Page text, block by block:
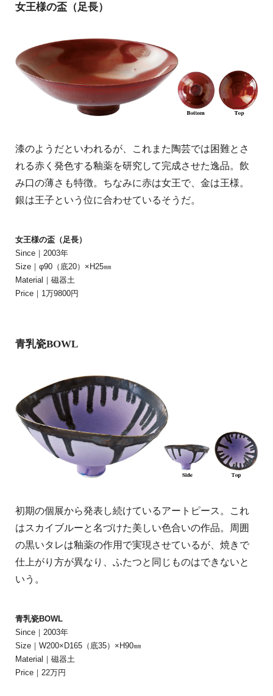
女王様の盃（足長）
漆のようだといわれるが、これまた陶芸では困難とさ
れる赤く発色する釉薬を研究して完成させた逸品。飲
み口の薄さも特徴。ちなみに赤は女王で、金は王様。
銀は王子という位に合わせているそうだ。
女王様の盃（足長）
Since｜2003年
Size｜φ90（底20）×H25㎜
Material｜磁器土
Price｜1万9800円
青乳瓷BOWL
初期の個展から発表し続けているアートピース。これ
はスカイブルーと名づけた美しい色合いの作品。周囲
の黒いタレは釉薬の作用で実現させているが、焼きで
仕上がり方が異なり、ふたつと同じものはできないと
いう。
青乳瓷BOWL
Since｜2003年
Size｜W200×D165（底35）×H90㎜
Material｜磁器土
Price｜22万円